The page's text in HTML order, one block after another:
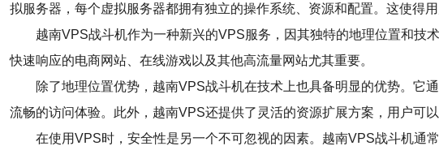
拟服务器，每个虚拟服务器都拥有独立的操作系统、资源和配置。这使得
越南VPS战斗机作为一种新兴的VPS服务，因其独特的地理位置和技
快速响应的电商网站、在线游戏以及其他高流量网站尤其重要。
除了地理位置优势，越南VPS战斗机在技术上也具备明显的优势。它
流畅的访问体验。此外，越南VPS还提供了灵活的资源扩展方案，用户可
在使用VPS时，安全性是另一个不可忽视的因素。越南VPS战斗机通